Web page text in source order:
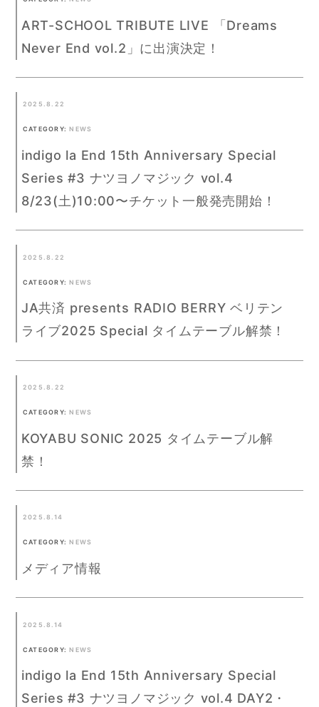
ART-SCHOOL TRIBUTE LIVE 「Dreams
Never End vol.2」に出演決定！
2025.8.22
CATEGORY: NEWS
indigo la End 15th Anniversary Special
Series #3 ナツヨノマジック vol.4
8/23(土)10:00〜チケット一般発売開始！
2025.8.22
CATEGORY: NEWS
JA共済 presents RADIO BERRY ベリテン
ライブ2025 Special タイムテーブル解禁！
2025.8.22
CATEGORY: NEWS
KOYABU SONIC 2025 タイムテーブル解
禁！
2025.8.14
CATEGORY: NEWS
メディア情報
2025.8.14
CATEGORY: NEWS
indigo la End 15th Anniversary Special
Series #3 ナツヨノマジック vol.4 DAY2・